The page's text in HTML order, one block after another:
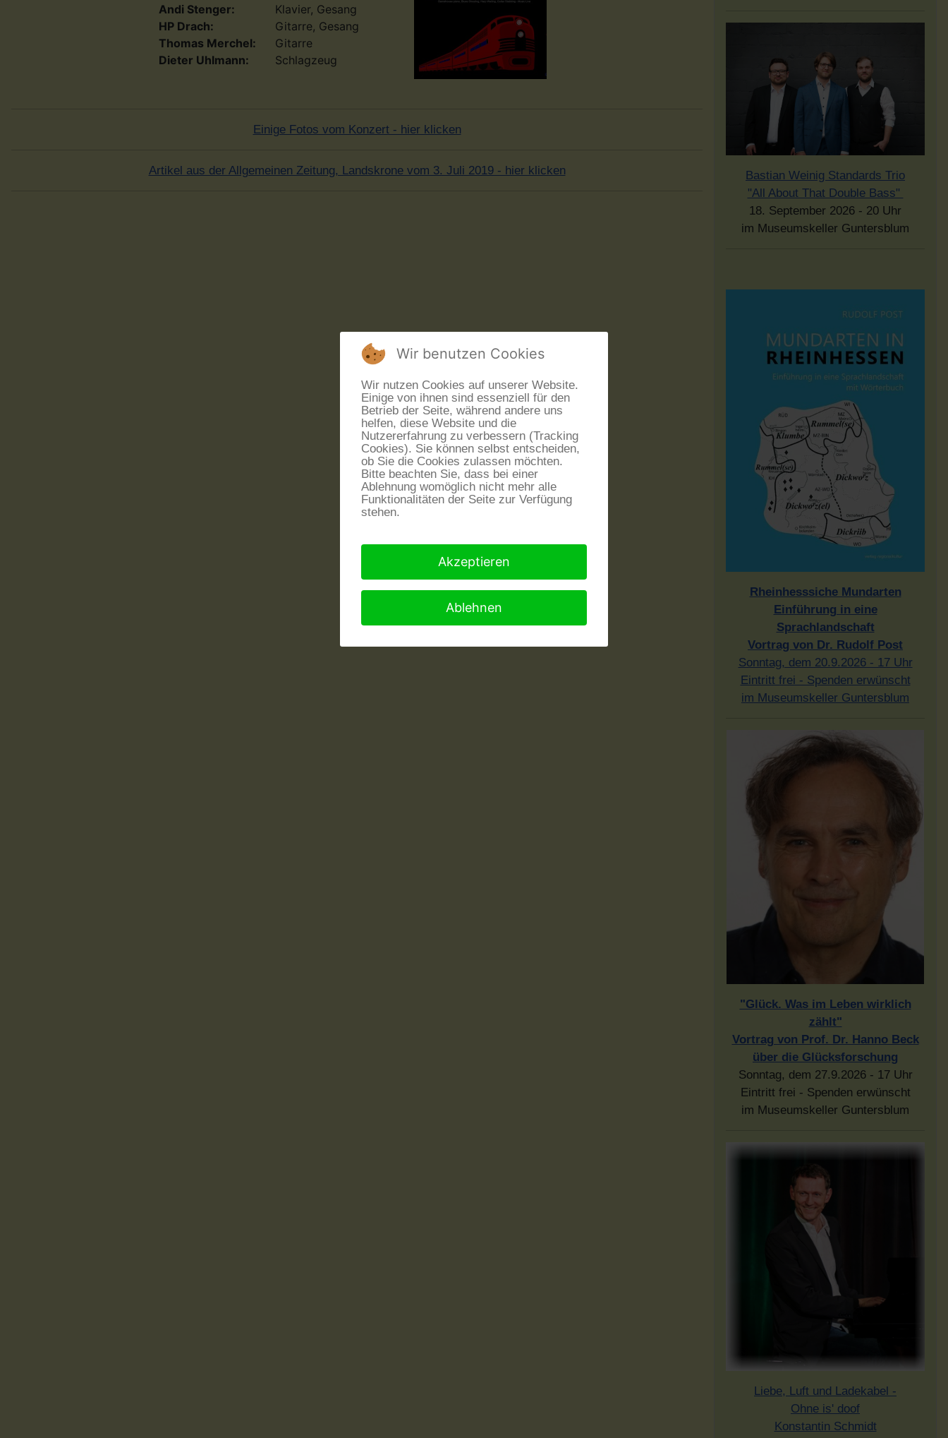
Andi Stenger:
HP Drach:
Thomas Merchel:
Dieter Uhlmann:
Klavier, Gesang
Gitarre, Gesang
Gitarre
Schlagzeug
Einige Fotos vom Konzert - hier klicken
Artikel aus der Allgemeinen Zeitung, Landskrone vom 3. Juli 2019 - hier klicken
Bastian Weinig Standards Trio
"All About That Double Bass"
18. September 2026 - 20 Uhr
im Museumskeller Guntersblum
Rheinhesssiche Mundarten
Einführung in eine
Sprachlandschaft
Vortrag von Dr. Rudolf Post
Sonntag, dem 20.9.2026 - 17 Uhr
Eintritt frei - Spenden erwünscht
im Museumskeller Guntersblum
"Glück. Was im Leben wirklich
zählt"
Vortrag von Prof. Dr. Hanno Beck
über die Glücksforschung
Sonntag, dem 27.9.2026 - 17 Uhr
Eintritt frei - Spenden erwünscht
im Museumskeller Guntersblum
Liebe, Luft und Ladekabel -
Ohne is' doof
Konstantin Schmidt
Wir benutzen Cookies
Wir nutzen Cookies auf unserer Website.
Einige von ihnen sind essenziell für den
Betrieb der Seite, während andere uns
helfen, diese Website und die
Nutzererfahrung zu verbessern (Tracking
Cookies). Sie können selbst entscheiden,
ob Sie die Cookies zulassen möchten.
Bitte beachten Sie, dass bei einer
Ablehnung womöglich nicht mehr alle
Funktionalitäten der Seite zur Verfügung
stehen.
Akzeptieren
Ablehnen